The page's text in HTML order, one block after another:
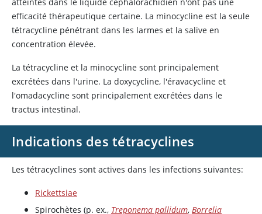
efficacité thérapeutique certaine. La minocycline est la seule
tétracycline pénétrant dans les larmes et la salive en
concentration élevée.
La tétracycline et la minocycline sont principalement
excrétées dans l'urine. La doxycycline, l'éravacycline et
l'omadacycline sont principalement excrétées dans le
tractus intestinal.
Indications des tétracyclines
Les tétracyclines sont actives dans les infections suivantes:
Rickettsiae
Spirochètes (p. ex., Treponema pallidum, Borrelia